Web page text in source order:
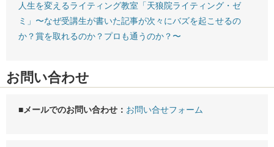
人生を変えるライティング教室「天狼院ライティング・ゼ
ミ」〜なぜ受講生が書いた記事が次々にバズを起こせるの
か？賞を取れるのか？プロも通うのか？〜
お問い合わせ
■メールでのお問い合わせ： お問い合せフォーム